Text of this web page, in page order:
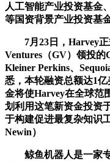
人工智能产业投资基金
等国资背景产业投资基
7月23日，Harvey正
Ventures（GV）领投的
Kleiner Perkins、
悉，本轮融资总额达1
金将使Harvey在全球范
划利用这笔新资金投资
于构建促进最复杂知识
Newin）
鲸鱼机器人是一家专